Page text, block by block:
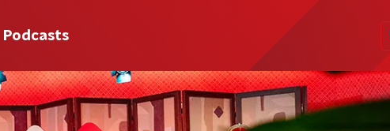
Podcasts